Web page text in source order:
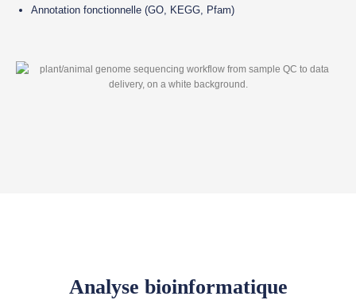
Annotation fonctionnelle (GO, KEGG, Pfam)
Analyse bioinformatique